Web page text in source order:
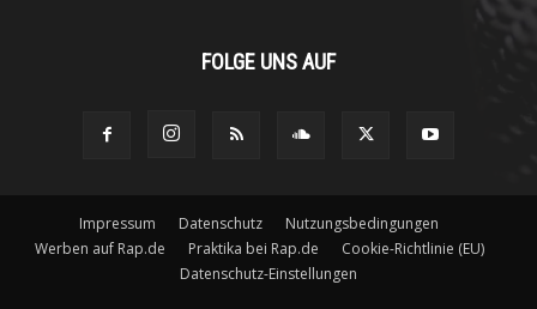
FOLGE UNS AUF
Impressum Datenschutz
Nutzungsbedingungen
Werben auf Rap.de
Praktika bei Rap.de
Cookie-Richtlinie (EU)
Datenschutz-Einstellungen